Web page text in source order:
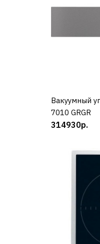
Вакуумный
7010 GRGR
314930р.